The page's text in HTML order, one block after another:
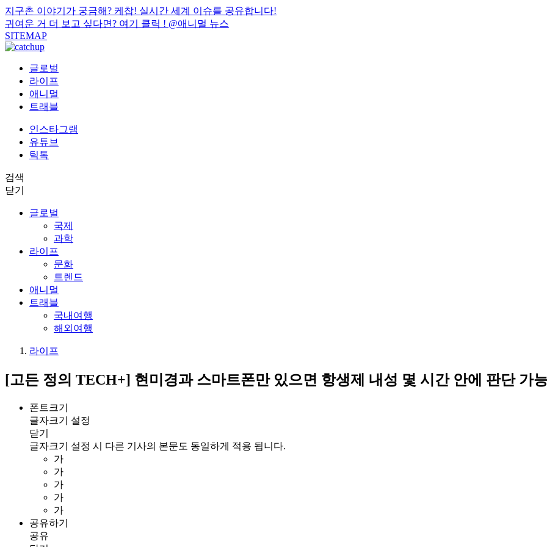
지구촌 이야기가 궁금해? 케찹! 실시간 세계 이슈를 공유합니다!
귀여운 거 더 보고 싶다면? 여기 클릭 ! @애니멀 뉴스
SITEMAP
글로벌
라이프
애니멀
트래블
인스타그램
유튜브
틱톡
검색
닫기
글로벌
국제
과학
라이프
문화
트렌드
애니멀
트래블
국내여행
해외여행
라이프
[고든 정의 TECH+] 현미경과 스마트폰만 있으면 항생제 내성 몇 시간 안에 판단 가
폰트크기
글자크기 설정
닫기
글자크기 설정 시 다른 기사의 본문도 동일하게 적용 됩니다.
가
가
가
가
가
공유하기
공유